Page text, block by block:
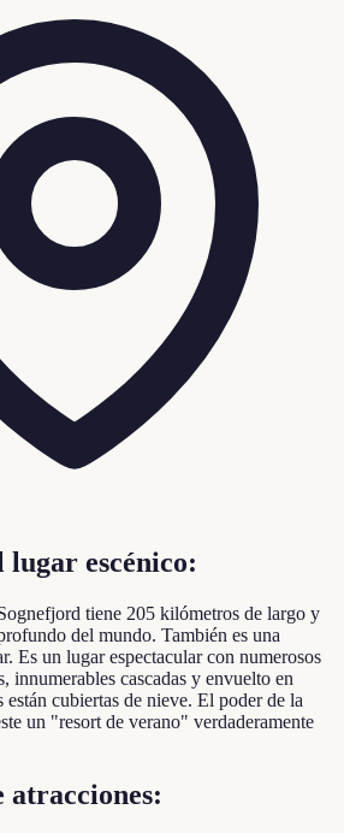
escénico:
tiene 205 kilómetros de largo y
del mundo. También es una
Es un lugar espectacular con numerosos
innumerables cascadas y envuelto en
están cubiertas de nieve. El poder de la
un "resort de verano" verdaderamente